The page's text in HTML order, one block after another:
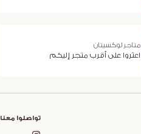
متاجر لوكسيتان
اعثروا على أقرب متجر إليكم
تواصلوا معنا